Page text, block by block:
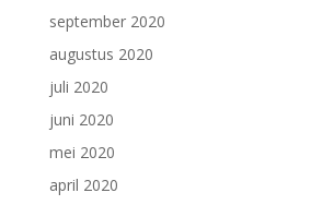
september 2020
augustus 2020
juli 2020
juni 2020
mei 2020
april 2020